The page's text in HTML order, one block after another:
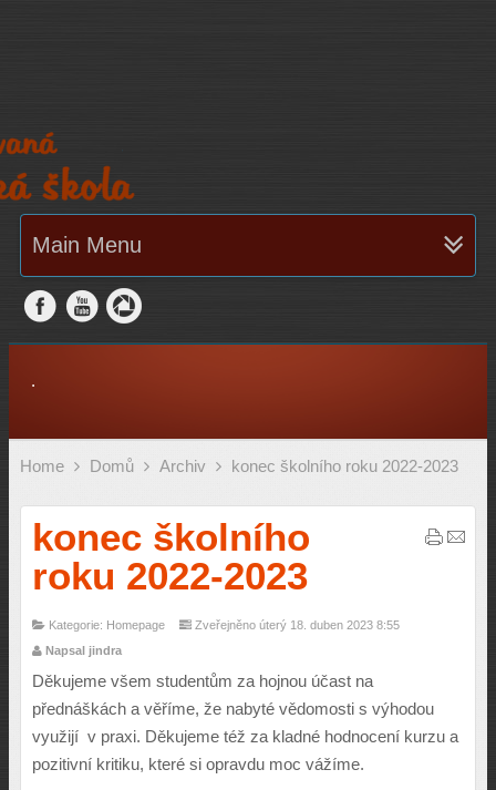
Main Menu
.
Home Domů Archiv konec školního roku 2022-2023
konec školního
roku 2022-2023
Kategorie: Homepage
Zveřejněno úterý 18. duben 2023 8:55
Napsal jindra
Děkujeme všem studentům za hojnou účast na
přednáškách a věříme, že nabyté vědomosti s výhodou
využijí v praxi. Děkujeme též za kladné hodnocení kurzu a
pozitivní kritiku, které si opravdu moc vážíme.